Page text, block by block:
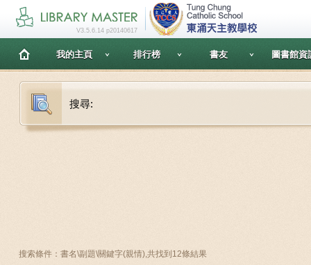
V3.5.6.14 p20140617
我的主頁 排行榜 書友 圖書館資
搜尋:
搜索條件：書名\副題\關鍵字(親情),共找到12條結果